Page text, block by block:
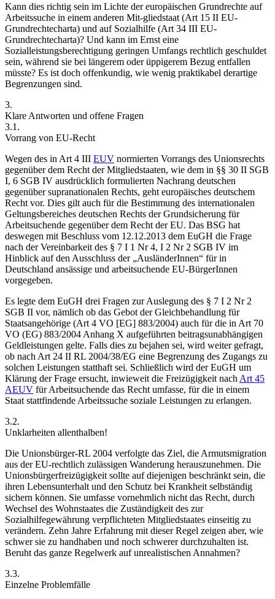
Kann dies richtig sein im Lichte der europäischen Grundrechte auf
Arbeitssuche in einem anderen Mit-gliedstaat (Art 15 II EU-
Grundrechtecharta) und auf Sozialhilfe (Art 34 III EU-
Grundrechtecharta)? Und kann im Ernst eine
Sozialleistungsberechtigung geringen Umfangs rechtlich geschuldet
sein, während sie bei längerem oder üppigerem Bezug entfallen
müsste? Es ist doch offenkundig, wie wenig praktikabel derartige
Begrenzungen sind.
3.
Klare Antworten und offene Fragen
3.1.
Vorrang von EU-Recht
Wegen des in Art 4 III EUV normierten Vorrangs des Unionsrechts
gegenüber dem Recht der Mitgliedstaaten, wie dem in §§ 30 II SGB
I, 6 SGB IV ausdrücklich formulierten Nachrang deutschen
gegenüber supranationalen Rechts, geht europäisches deutschem
Recht vor. Dies gilt auch für die Bestimmung des internationalen
Geltungsbereiches deutschen Rechts der Grundsicherung für
Arbeitsuchende gegenüber dem Recht der EU. Das BSG hat
deswegen mit Beschluss vom 12.12.2013 dem EuGH die Frage
nach der Vereinbarkeit des § 7 I 1 Nr 4, I 2 Nr 2 SGB IV im
Hinblick auf den Ausschluss der „AusländerInnen“ für in
Deutschland ansässige und arbeitsuchende EU-BürgerInnen
vorgegeben.
Es legte dem EuGH drei Fragen zur Auslegung des § 7 I 2 Nr 2
SGB II vor, nämlich ob das Gebot der Gleichbehandlung für
Staatsangehörige (Art 4 VO [EG] 883/2004) auch für die in Art 70
VO (EG) 883/2004 Anhang X aufgeführten beitragsunabhängigen
Geldleistungen gelte. Falls dies zu bejahen sei, wird weiter gefragt,
ob nach Art 24 II RL 2004/38/EG eine Begrenzung des Zugangs zu
solchen Leistungen statthaft sei. Schließlich wird der EuGH um
Klärung der Frage ersucht, inwieweit die Freizügigkeit nach Art 45
AEUV für Arbeitsuchende das Recht umfasse, für die in einem
Staat stattfindende Arbeitssuche soziale Leistungen zu erlangen.
3.2.
Unklarheiten allenthalben!
Die Unionsbürger-RL 2004 verfolgte das Ziel, die Armutsmigration
aus der EU-rechtlich zulässigen Wanderung herauszunehmen. Die
Unionsbürgerfreizügigkeit sollte auf diejenigen beschränkt sein, die
ihren Lebensunterhalt und den Schutz bei Krankheit selbständig
sichern können. Sie umfasse vornehmlich nicht das Recht, durch
Wechsel des Wohnstaates die Zuständigkeit des zur
Sozialhilfegewährung verpflichteten Mitgliedstaates einseitig zu
verändern. Zehn Jahre Erfahrung mit dieser Regel zeigen aber, wie
schwer sie zu handhaben und noch schwerer durchzuhalten ist.
Beruht das ganze Regelwerk auf unrealistischen Annahmen?
3.3.
Einzelne Problemfälle